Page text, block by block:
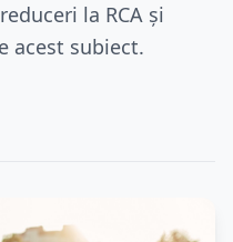
la RCA și
acest subiect.